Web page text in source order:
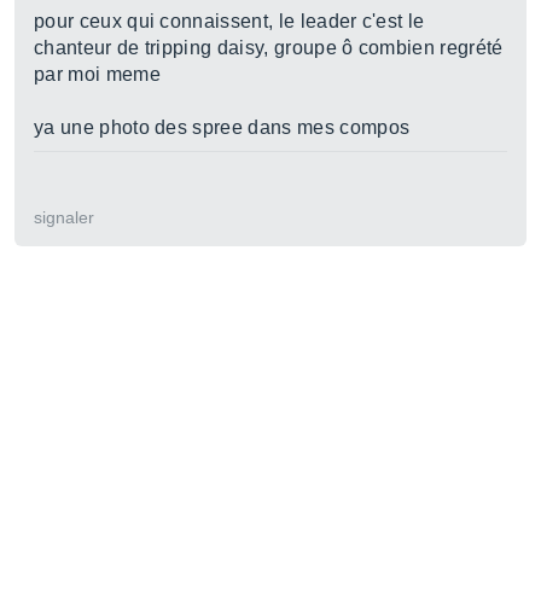
pour ceux qui connaissent, le leader c'est le
chanteur de tripping daisy, groupe ô combien regrété
par moi meme
ya une photo des spree dans mes compos
signaler